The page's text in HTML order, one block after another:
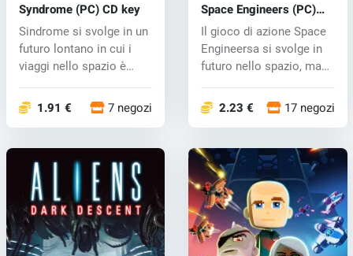
Syndrome (PC) CD key
Sindrome si svolge in un
futuro lontano in cui i
viaggi nello spazio è
1.91 € 7 negozi
Space Engineers (PC)
CD key
Il gioco di azione Space
Engineersa si svolge in
futuro nello spazio, ma
2.23 € 17 negozi